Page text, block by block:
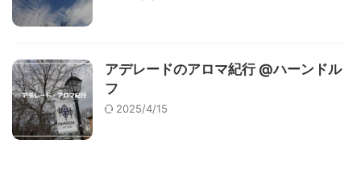
アデレードのアロマ紀行 @ハーンドル
フ
2025/4/15